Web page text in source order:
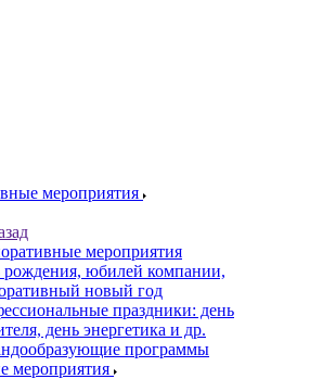
мероприятия
мероприятия
рождения, юбилей компании,
новый год
праздники: день
день энергетика и др.
программы
мероприятия